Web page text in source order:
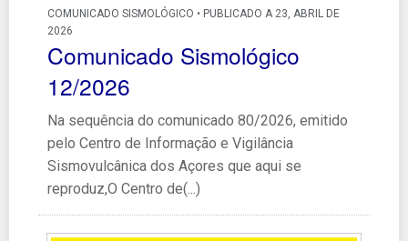
COMUNICADO SISMOLÓGICO • PUBLICADO A 23, ABRIL DE
2026
Comunicado Sismológico
12/2026
Na sequência do comunicado 80/2026, emitido
pelo Centro de Informação e Vigilância
Sismovulcânica dos Açores que aqui se
reproduz,O Centro de(...)